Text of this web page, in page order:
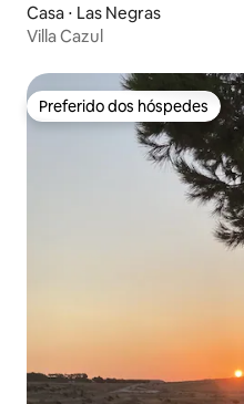
Casa ⋅ Las Negras
Villa Cazul
Preferido dos hóspedes
Preferido dos hóspedes